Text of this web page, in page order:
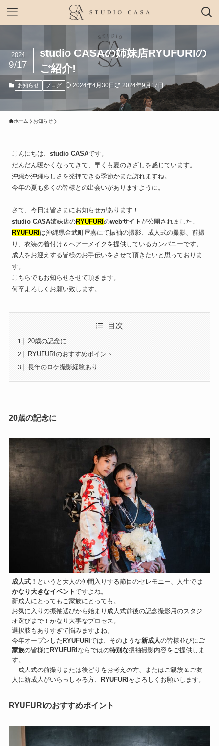
studio CASAの姉妹店RYUFURIの
ご紹介!
2024
9/17
お知らせ ブログ 2024年4月30日 2024年9月17日
ホーム お知らせ
こんにちは、studio CASAです。
だんだん暖かくなってきて、早くも夏のきざしを感じています。
沖縄が沖縄らしさを発揮できる季節がまた訪れますね。
今年の夏も多くの皆様との出会いがありますように。
さて、今日は皆さまにお知らせがあります！
studio CASA姉妹店のRYUFURIのwebサイトが公開されました。
RYUFURI は沖縄県金武町屋嘉にて振袖の撮影、成人式の撮影、前撮
り、衣装の着付け＆ヘアーメイクを提供しているカンパニーです。
成人をお迎えする皆様のお手伝いをさせて頂きたいと思っておりま
す。
こちらでもお知らせさせて頂きます。
何卒よろしくお願い致します。
目次
20歳の記念に
RYUFURIのおすすめポイント
長年のロケ撮影経験あり
20歳の記念に
成人式！ というと大人の仲間入りする節目のセレモニー、人生では
かなり大きなイベントですよね。
新成人にとってもご家族にとっても。
お気に入りの振袖選びから始まり成人式前後の記念撮影用のスタジ
オ選びまで！かなり大事なプロセス。
選択肢もありすぎて悩みますよね。
今年オープンした RYUFURIでは、そのような新成人の皆様並びに ご
家族の皆様に RYUFURI ならではの特別な振袖撮影内容をご提供しま
す。
成人式の前撮りまたは後どりをお考えの方、またはご親族＆ご友
人に新成人がいらっしゃる方、
RYUFURI をよろしくお願いします。
RYUFURIのおすすめポイント